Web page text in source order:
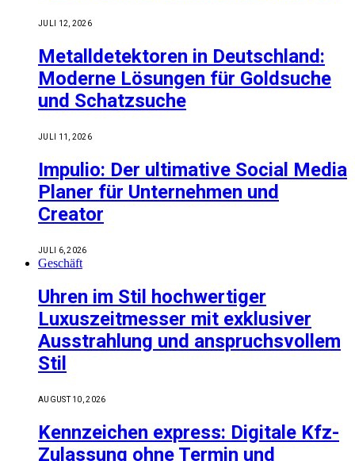
JULI 12, 2026
Metalldetektoren in Deutschland:
Moderne Lösungen für Goldsuche
und Schatzsuche
JULI 11, 2026
Impulio: Der ultimative Social Media
Planer für Unternehmen und
Creator
JULI 6, 2026
Geschäft
Uhren im Stil hochwertiger
Luxuszeitmesser mit exklusiver
Ausstrahlung und anspruchsvollem
Stil
AUGUST 10, 2026
Kennzeichen express: Digitale Kfz-
Zulassung ohne Termin und